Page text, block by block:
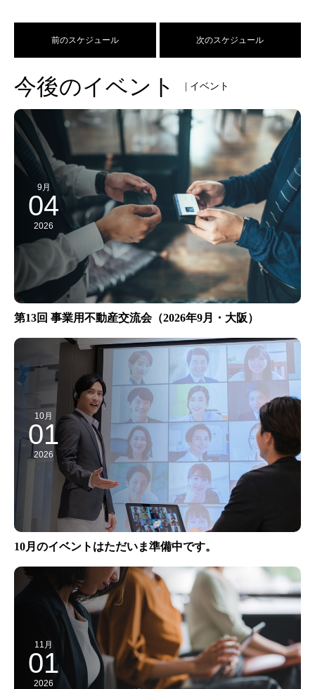
前のスケジュール 次のスケジュール
今後のイベント | イベント
9月
04
2026
第13回 事業用不動産交流会（2026年9月・大阪）
10月
01
2026
10月のイベントはただいま準備中です。
11月
01
2026